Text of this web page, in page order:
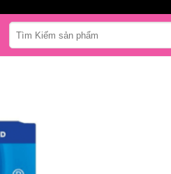
Tìm
kiếm: